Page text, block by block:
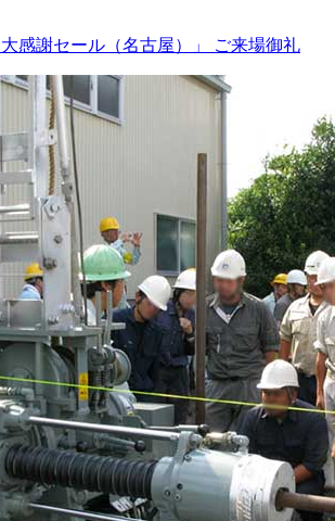
大感謝セール（名古屋）」 ご来場御礼